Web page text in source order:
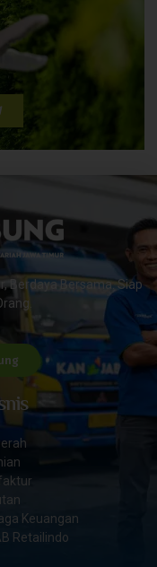
Berdaya Bersama. Siap
Keuangan
Retailindo